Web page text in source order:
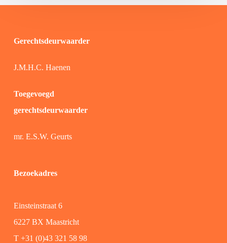
Gerechtsdeurwaarder
J.M.H.C. Haenen
Toegevoegd
gerechtsdeurwaarder
mr. E.S.W. Geurts
Bezoekadres
Einsteinstraat 6
6227 BX Maastricht
T +31 (0)43 321 58 98